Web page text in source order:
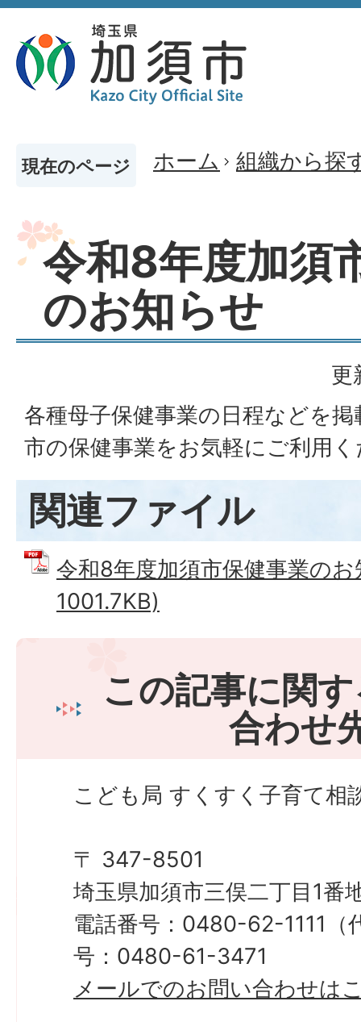
現在のページ ホーム 組織から探
令和8年度加須
のお知らせ
更
各種母子保健事業の日程などを
市の保健事業をお気軽にご利用
関連ファイル
令和8年度加須市保健事業の
1001.7KB)
この記事に関
合わせ
こども局 すくすく子育て相
〒 347-8501
埼玉県加須市三俣二丁目1番
電話番号：0480-62-1111（
号：0480-61-3471
メールでのお問い合わせは